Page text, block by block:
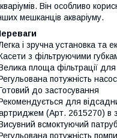
Він особливо
мешканців акваріуму.
і зручна установка та
з фільтруючими
площа фільтрації для
потужність
до застосування
для
(Арт. 2615270) в
всмоктуючий
потужність помпи